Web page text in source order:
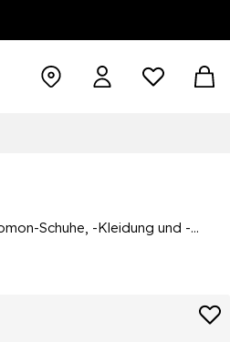
Schuhe, -Kleidung und -
Wanderschuhe und
die Salomon-